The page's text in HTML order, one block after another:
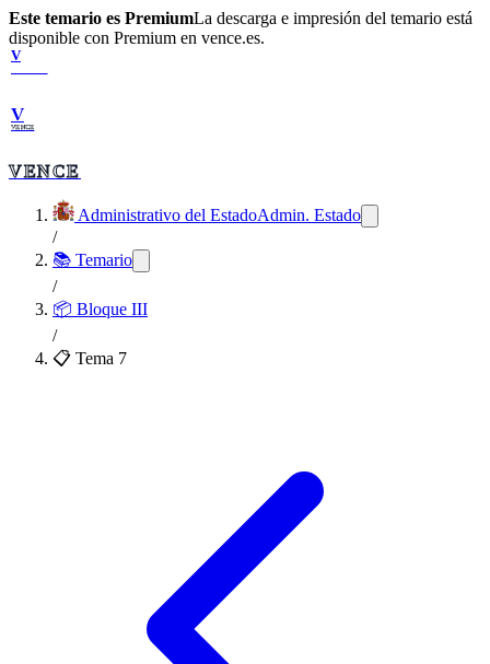
Este temario es PremiumLa descarga e impresión del temario está
disponible con Premium en vence.es.
V
V
VENCE
VENCE
Administrativo del EstadoAdmin. Estado
/
📚 Temario
/
📦 Bloque III
/
📋 Tema 7